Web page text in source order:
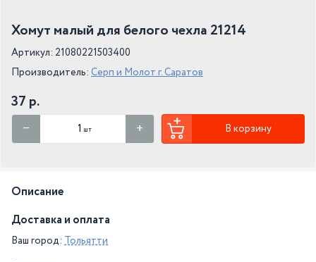
Хомут малый для белого чехла 21214
Артикул: 21080221503400
Производитель: Серп и Молот г. Саратов
37 р.
шт В корзину
Описание
Доставка и оплата
Ваш город: Тольятти